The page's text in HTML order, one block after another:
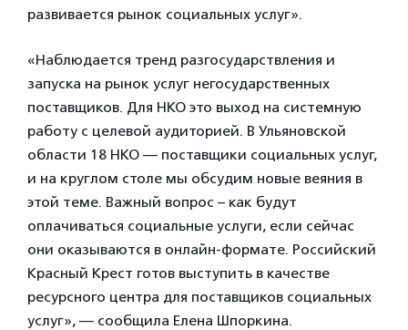
развивается рынок социальных услуг».
«Наблюдается тренд разгосударствления и
запуска на рынок услуг негосударственных
поставщиков. Для НКО это выход на системную
работу с целевой аудиторией. В Ульяновской
области 18 НКО — поставщики социальных услуг,
и на круглом столе мы обсудим новые веяния в
этой теме. Важный вопрос – как будут
оплачиваться социальные услуги, если сейчас
они оказываются в онлайн-формате. Российский
Красный Крест готов выступить в качестве
ресурсного центра для поставщиков социальных
услуг», — сообщила Елена Шпоркина.